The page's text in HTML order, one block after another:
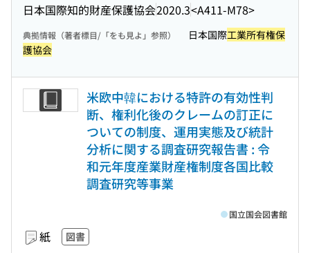
日本国際知的財産保護協会2020.3<A411-M78>
典拠情報（著者標目/「をも見よ」参照） 日本国際工業所有権保
護協会
米欧中韓における特許の有効性判
断、権利化後のクレームの訂正に
ついての制度、運用実態及び統計
分析に関する調査研究報告書 : 令
和元年度産業財産権制度各国比較
調査研究等事業
紙 図書
国立国会図書館